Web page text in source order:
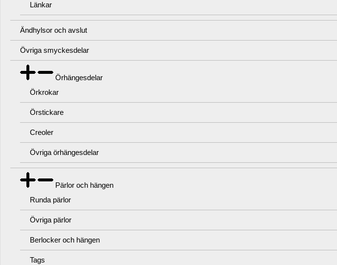
Länkar
Ändhylsor och avslut
Övriga smyckesdelar
Örhängesdelar
Örkrokar
Örstickare
Creoler
Övriga örhängesdelar
Pärlor och hängen
Runda pärlor
Övriga pärlor
Berlocker och hängen
Tags